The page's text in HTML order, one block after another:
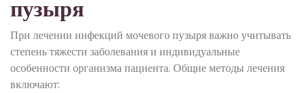
пузыря
При лечении инфекций мочевого пузыря важно учитывать
степень тяжести заболевания и индивидуальные
особенности организма пациента. Общие методы лечения
включают: